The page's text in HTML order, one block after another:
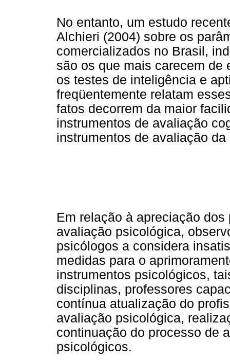
No entanto, um estudo
Alchieri (2004) sobre os
comercializados no Brasil,
são os que mais carecem de
os testes de inteligência e
freqüentemente relatam
fatos decorrem da maior
instrumentos de avaliação
instrumentos de avaliação
Em relação à apreciação
avaliação psicológica,
psicólogos a considera
medidas para o
instrumentos psicológicos,
disciplinas, professores
contínua atualização do
avaliação psicológica,
continuação do processo de
psicológicos.